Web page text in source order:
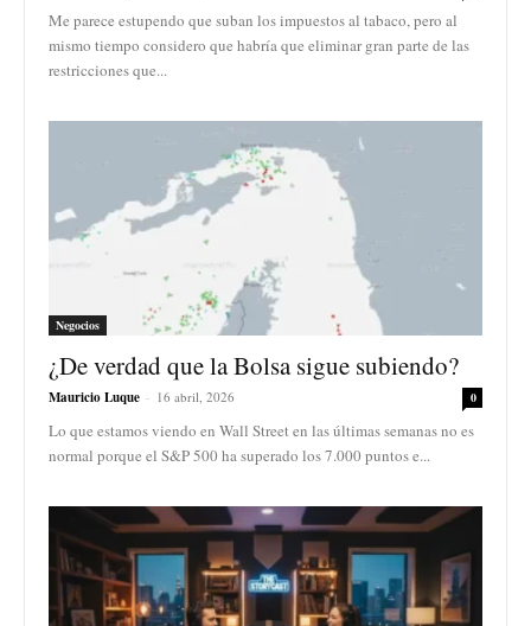
Me parece estupendo que suban los impuestos al tabaco, pero al
mismo tiempo considero que habría que eliminar gran parte de las
restricciones que...
Negocios
¿De verdad que la Bolsa sigue subiendo?
Mauricio Luque - 16 abril, 2026 0
Lo que estamos viendo en Wall Street en las últimas semanas no es
normal porque el S&P 500 ha superado los 7.000 puntos e...